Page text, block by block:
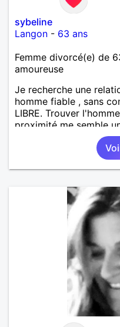
sybeline
Langon - 63 ans
Femme divorcé(e) de
amoureuse
Je recherche une
homme fiable , sans
LIBRE. Trouver
proximité me semble
de la relation !! A bon